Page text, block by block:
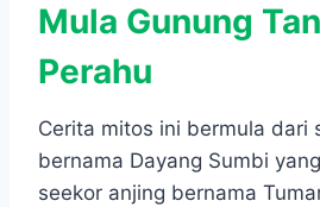
Mula Gunung
Perahu
Cerita mitos ini bermula dari
bernama Dayang Sumbi
seekor anjing bernama